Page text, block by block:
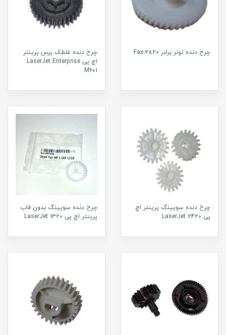
چرخ دنده تونر برادر Fax-2820
چرخ دنده غلطک پرس پرینتر
اچ پی LaserJet Enterprise
M601
چرخ دنده سویینگ پرینتر اچ
پی LaserJet 2420
چرخ دنده سویینگ بدون قاب
پرینتر اچ پی LaserJet 1320